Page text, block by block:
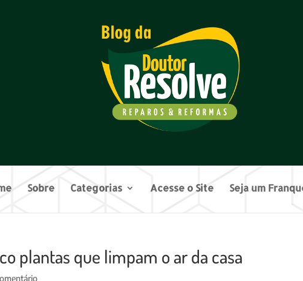
Sobre Categorias Acesse o Site Seja um
plantas que limpam o ar da casa